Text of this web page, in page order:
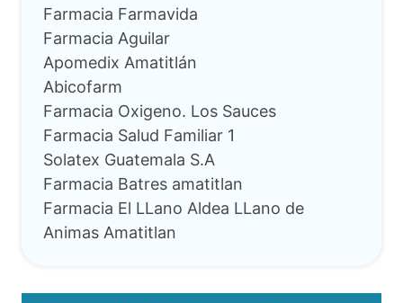
Farmacia Farmavida
Farmacia Aguilar
Apomedix Amatitlán
Abicofarm
Farmacia Oxigeno. Los Sauces
Farmacia Salud Familiar 1
Solatex Guatemala S.A
Farmacia Batres amatitlan
Farmacia El LLano Aldea LLano de
Animas Amatitlan